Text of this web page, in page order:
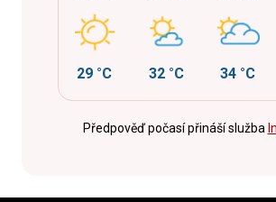
29 °C 32 °C 34 °C
Předpověď počasí přináší služba